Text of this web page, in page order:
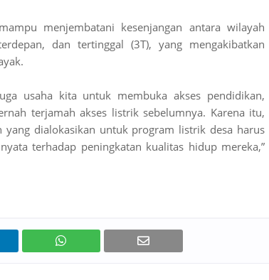
menjembatani kesenjangan antara wilayah
dan tertinggal (3T), yang mengakibatkan
usaha kita untuk membuka akses pendidikan,
terjamah akses listrik sebelumnya. Karena itu,
dialokasikan untuk program listrik desa harus
terhadap peningkatan kualitas hidup mereka,”